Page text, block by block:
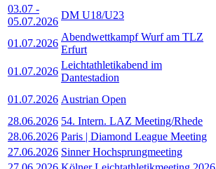
03.07 -
05.07.2026
DM U18/U23
01.07.2026
Abendwettkampf Wurf am TLZ
Erfurt
01.07.2026
Leichtathletikabend im
Dantestadion
01.07.2026 Austrian Open
28.06.2026 54. Intern. LAZ Meeting/Rhede
28.06.2026 Paris | Diamond League Meeting
27.06.2026 Sinner Hochsprungmeeting